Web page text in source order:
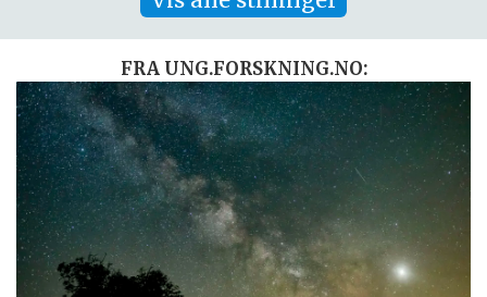
FRA UNG.FORSKNING.NO: